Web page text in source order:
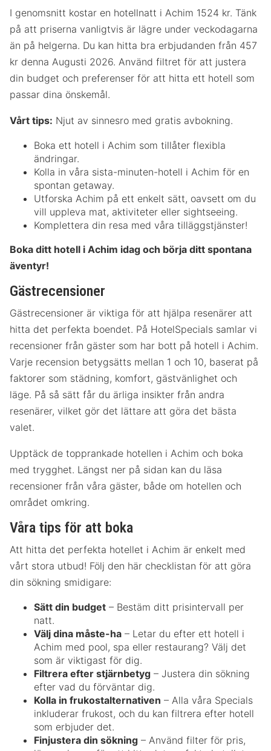
I genomsnitt kostar en hotellnatt i Achim 1524 kr. Tänk
på att priserna vanligtvis är lägre under veckodagarna
än på helgerna. Du kan hitta bra erbjudanden från 457
kr denna Augusti 2026. Använd filtret för att justera
din budget och preferenser för att hitta ett hotell som
passar dina önskemål.
Vårt tips: Njut av sinnesro med gratis avbokning.
Boka ett hotell i Achim som tillåter flexibla
ändringar.
Kolla in våra sista-minuten-hotell i Achim för en
spontan getaway.
Utforska Achim på ett enkelt sätt, oavsett om du
vill uppleva mat, aktiviteter eller sightseeing.
Komplettera din resa med våra tilläggstjänster!
Boka ditt hotell i Achim idag och börja ditt spontana
äventyr!
Gästrecensioner
Gästrecensioner är viktiga för att hjälpa resenärer att
hitta det perfekta boendet. På HotelSpecials samlar vi
recensioner från gäster som har bott på hotell i Achim.
Varje recension betygsätts mellan 1 och 10, baserat på
faktorer som städning, komfort, gästvänlighet och
läge. På så sätt får du ärliga insikter från andra
resenärer, vilket gör det lättare att göra det bästa
valet.
Upptäck de topprankade hotellen i Achim och boka
med trygghet. Längst ner på sidan kan du läsa
recensioner från våra gäster, både om hotellen och
området omkring.
Våra tips för att boka
Att hitta det perfekta hotellet i Achim är enkelt med
vårt stora utbud! Följ den här checklistan för att göra
din sökning smidigare:
Sätt din budget – Bestäm ditt prisintervall per
natt.
Välj dina måste-ha – Letar du efter ett hotell i
Achim med pool, spa eller restaurang? Välj det
som är viktigast för dig.
Filtrera efter stjärnbetyg – Justera din sökning
efter vad du förväntar dig.
Kolla in frukostalternativen – Alla våra Specials
inkluderar frukost, och du kan filtrera efter hotell
som erbjuder det.
Finjustera din sökning – Använd filter för pris,